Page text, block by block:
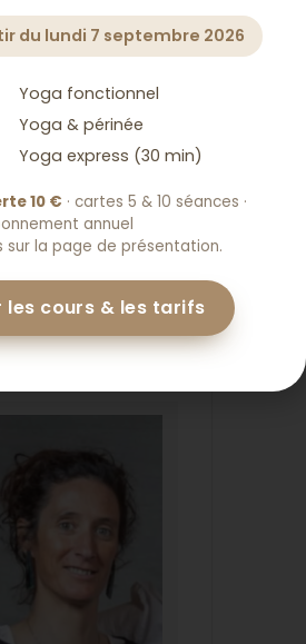
Harmonie
THÔNES​
du lundi 7 septembre 2026
Yoga fonctionnel
Yoga & périnée
Yoga express (30 min)
10 € · cartes 5 & 10 séances ·
annuel
sur la page de présentation.
les cours & les tarifs